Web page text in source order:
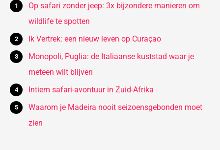
Op safari zonder jeep: 3x bijzondere manieren om
wildlife te spotten
Ik Vertrek: een nieuw leven op Curaçao
Monopoli, Puglia: de Italiaanse kuststad waar je
meteen wilt blijven
Intiem safari-avontuur in Zuid-Afrika
Waarom je Madeira nooit seizoensgebonden moet
zien